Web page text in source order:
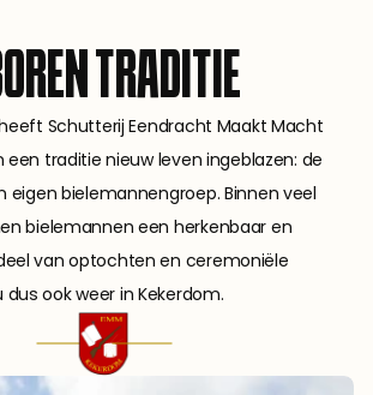
TRADITIE
Schutterij Eendracht Maakt Macht
een traditie nieuw leven ingeblazen: de
eigen bielemannengroep. Binnen veel
bielemannen een herkenbaar en
van optochten en ceremoniële
ook weer in Kekerdom.